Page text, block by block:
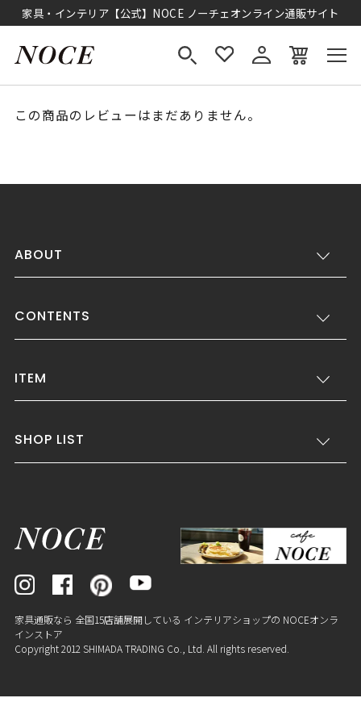
家具・インテリア【公式】NOCE ノーチェオンライン通販サイト
この商品のレビューはまだありません。
ABOUT
CONTENTS
ITEM
SHOP LIST
家具通販なら 全国15店舗展開している インテリアショップの NOCEオンラ
インストア
Copyright 2012 SHIMADA TRADING Co., Ltd. All rights reserved.